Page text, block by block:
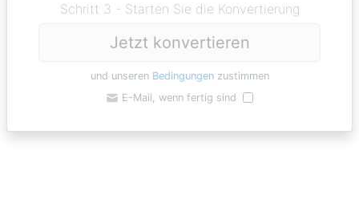
Schritt 3 - Starten Sie die Konvertierung
Jetzt konvertieren
und unseren Bedingungenzustimmen
E-Mail, wenn fertig sind